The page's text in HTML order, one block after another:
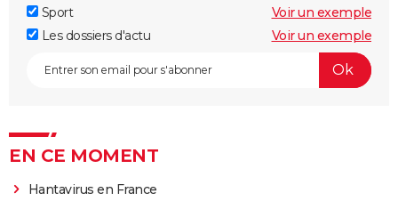
Sport
Voir un exemple
Les dossiers d'actu
Voir un exemple
EN CE MOMENT
Hantavirus en France